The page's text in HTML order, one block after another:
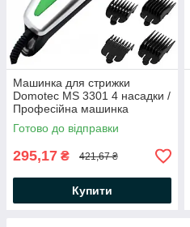
Машинка для стрижки
Domotec MS 3301 4 насадки /
Професійна машинка
волосся
Готово до відправки
295,17 ₴ 421,67 ₴
Купити